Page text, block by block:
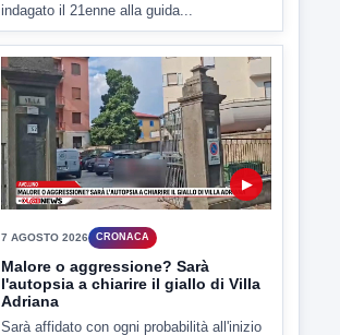
Incidente mortale a Ponte Valentino,
indagato il 21enne alla guida...
▶
7 AGOSTO 2026 CRONACA
Malore o aggressione? Sarà
l'autopsia a chiarire il giallo di Villa
Adriana